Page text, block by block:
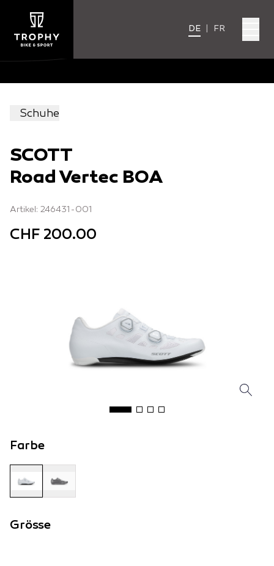
DE FR
Schuhe
SCOTT
Road Vertec BOA
Artikel: 246431-001
CHF 200.00
Farbe
Grösse